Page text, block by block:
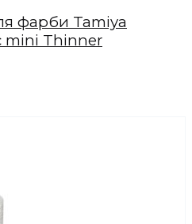
фарби Tamiya
mini Thinner